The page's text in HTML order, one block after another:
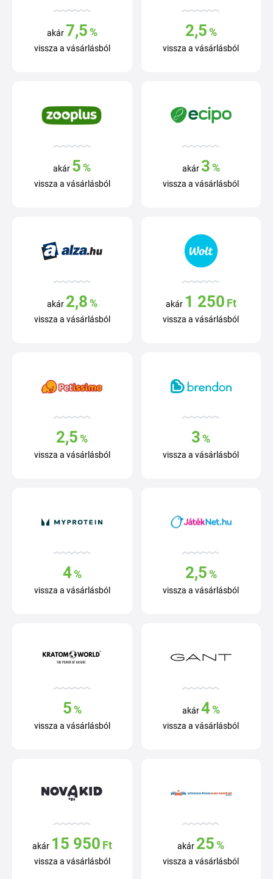
akár 7,5%
vissza a vásárlásból
2,5%
vissza a vásárlásból
akár 5 %
vissza a vásárlásból
akár 3%
vissza a vásárlásból
akár 2,8%
vissza a vásárlásból
akár 1 250 Ft
vissza a vásárlásból
2,5 %
vissza a vásárlásból
3 %
vissza a vásárlásból
4%
vissza a vásárlásból
2,5%
vissza a vásárlásból
5%
vissza a vásárlásból
akár 4%
vissza a vásárlásból
akár 15 950 Ft
vissza a vásárlásból
akár 25 %
vissza a vásárlásból